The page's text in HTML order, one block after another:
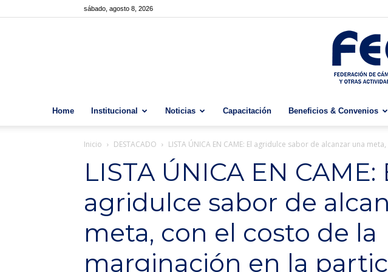
sábado, agosto 8, 2026
Home Institucional Noticias Capacitación Beneficios & Convenios
Inicio DESTACADO LISTA ÚNICA EN CAME: El agridulce sabor de alcanzar una meta,
LISTA ÚNICA EN CAME:
agridulce sabor de
meta, con el costo de la
marginación en la